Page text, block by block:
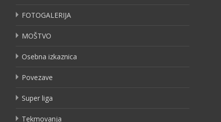
FOTOGALERIJA
MOŠTVO
Osebna izkaznica
Povezave
Super liga
Tekmovanja